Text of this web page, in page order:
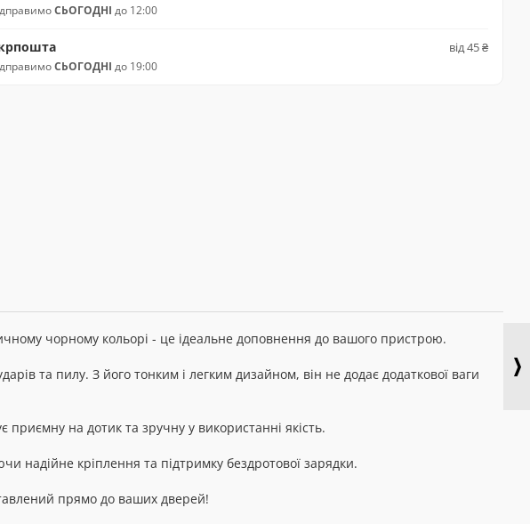
СЬОГОДНІ до 12:00
СЬОГОДНІ до 19:00
від 45 ₴
чорному кольорі - це ідеальне доповнення до вашого пристрою.
та пилу. З його тонким і легким дизайном, він не додає додаткової ваги
на дотик та зручну у використанні якість.
надійне кріплення та підтримку бездротової зарядки.
прямо до ваших дверей!